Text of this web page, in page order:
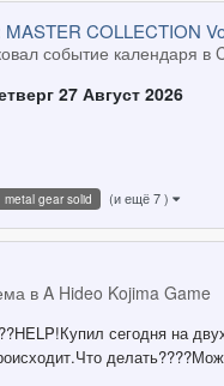
COLLECTION
событие календаря в
27 Август 2026
metal gear solid (и ещё 7 )
вA Hideo Kojima Game
сегодня на